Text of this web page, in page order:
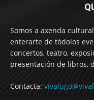
Somos a axenda
enterarte de tódolos
concertos, teatro,
presentación de libros,
Contacta: